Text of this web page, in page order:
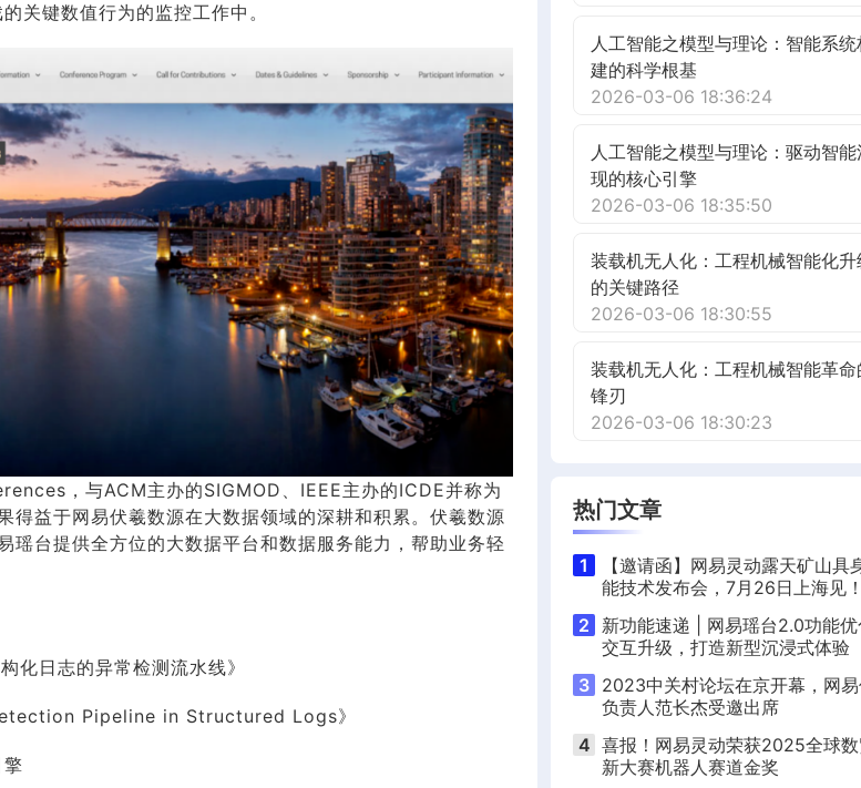
关键数值行为的监控工作中。
，与ACM主办的SIGMOD、IEEE主办的ICDE并称为
得益于网易伏羲数源在大数据领域的深耕和积累。伏羲数源
瑶台提供全方位的大数据平台和数据服务能力，帮助业务轻
化日志的异常检测流水线》
Pipeline in Structured Logs》
人工智能之模型与理论：智能系统
建的科学根基
2026-03-06 18:36:24
人工智能之模型与理论：驱动智能
现的核心引擎
2026-03-06 18:35:50
装载机无人化：工程机械智能化升
的关键路径
2026-03-06 18:30:55
装载机无人化：工程机械智能革命
锋刃
2026-03-06 18:30:23
热门文章
1
【邀请函】网易灵动露天矿山具
能技术发布会，7月26日上海见
2
新功能速递 | 网易瑶台2.0功能
交互升级，打造新型沉浸式体验
3 2023中关村论坛在京开幕，网
负责人范长杰受邀出席
4 喜报！网易灵动荣获2025全球
新大赛机器人赛道金奖